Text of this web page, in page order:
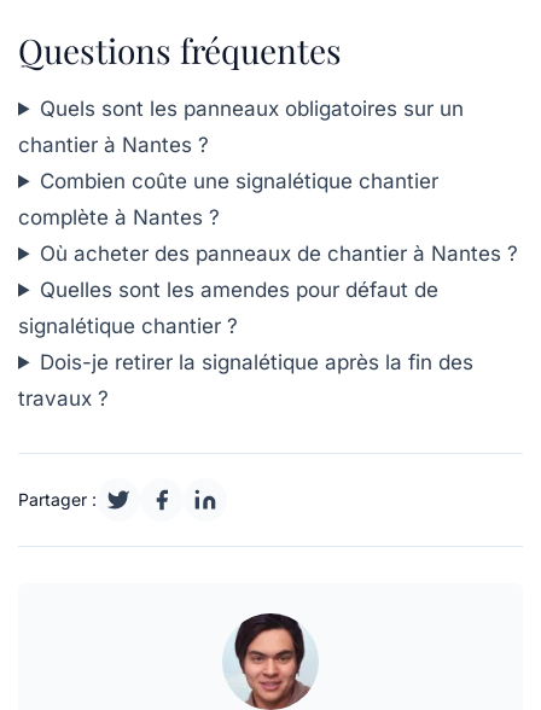
Questions fréquentes
Quels sont les panneaux obligatoires sur un
chantier à Nantes ?
Combien coûte une signalétique chantier
complète à Nantes ?
Où acheter des panneaux de chantier à Nantes ?
Quelles sont les amendes pour défaut de
signalétique chantier ?
Dois-je retirer la signalétique après la fin des
travaux ?
Partager :